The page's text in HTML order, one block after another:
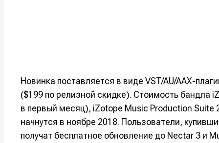
обработки
обработки
обработки
Мы в
обработки
Мы в
Новинка поставляется в виде VST/AU/AAX-
($199 по релизной скидке). Стоимость бандла
в первый месяц), iZotope Music Production
начнутся в ноябре 2018. Пользователи,
получат бесплатное обновление до Nectar 3 и